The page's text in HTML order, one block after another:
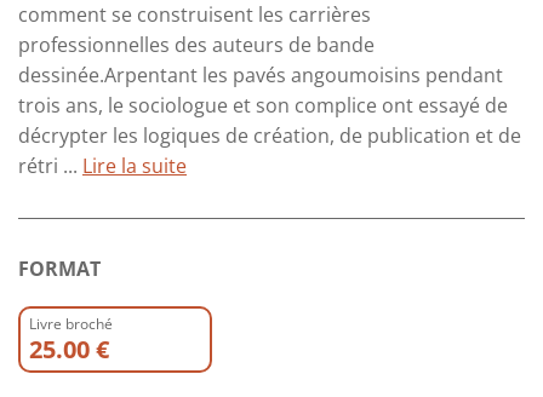
comment se construisent les carrières
professionnelles des auteurs de bande
dessinée.Arpentant les pavés angoumoisins pendant
trois ans, le sociologue et son complice ont essayé de
décrypter les logiques de création, de publication et de
rétri ... Lire la suite
FORMAT
Livre broché
25.00 €